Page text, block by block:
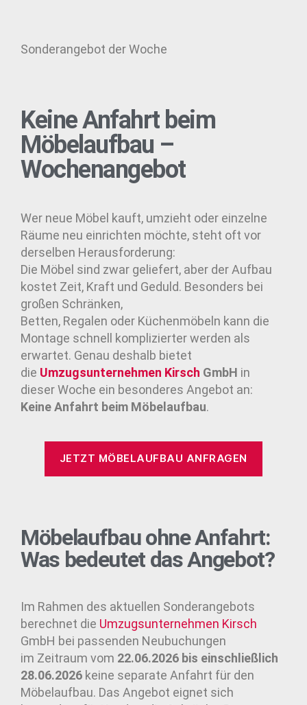
Sonderangebot der Woche
Keine Anfahrt beim
Möbelaufbau –
Wochenangebot
Wer neue Möbel kauft, umzieht oder einzelne
Räume neu einrichten möchte, steht oft vor
derselben Herausforderung:
Die Möbel sind zwar geliefert, aber der Aufbau
kostet Zeit, Kraft und Geduld. Besonders bei
großen Schränken,
Betten, Regalen oder Küchenmöbeln kann die
Montage schnell komplizierter werden als
erwartet. Genau deshalb bietet
die Umzugsunternehmen Kirsch GmbH in
dieser Woche ein besonderes Angebot an:
Keine Anfahrt beim Möbelaufbau.
JETZT MÖBELAUFBAU ANFRAGEN
Möbelaufbau ohne Anfahrt:
Was bedeutet das Angebot?
Im Rahmen des aktuellen Sonderangebots
berechnet die Umzugsunternehmen Kirsch
GmbH bei passenden Neubuchungen
im Zeitraum vom 22.06.2026 bis einschließlich
28.06.2026 keine separate Anfahrt für den
Möbelaufbau. Das Angebot eignet sich